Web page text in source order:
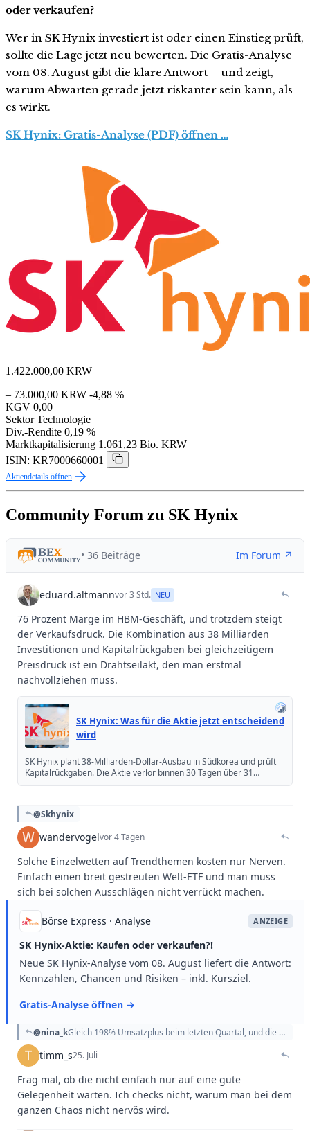
oder verkaufen?
Wer in SK Hynix investiert ist oder einen Einstieg prüft,
sollte die Lage jetzt neu bewerten. Die Gratis-Analyse
vom 08. August gibt die klare Antwort – und zeigt,
warum Abwarten gerade jetzt riskanter sein kann, als
es wirkt.
SK Hynix: Gratis-Analyse (PDF) öffnen …
1.422.000,00 KRW
– 73.000,00 KRW -4,88 %
KGV 0,00
Sektor Technologie
Div.-Rendite 0,19 %
Marktkapitalisierung 1.061,23 Bio. KRW
ISIN: KR7000660001
Aktiendetails öffnen
Community Forum zu SK Hynix